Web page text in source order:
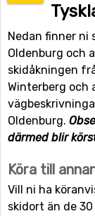
Nedan finner ni
Oldenburg och
skidåkningen
Winterberg och
Oldenburg.
därmed blir
Köra till
Vill ni ha
skidort än de